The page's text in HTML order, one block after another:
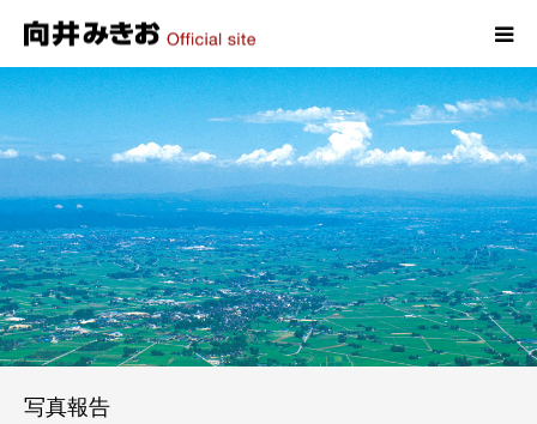
写真報告
HOME
プロフィール
政策
活動報告